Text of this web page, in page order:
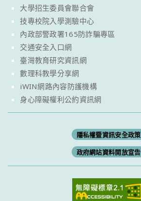
大學招生委員會聯合會
技專校院入學測驗中心
內政部警政署165防詐騙專區
交通安全入口網
臺灣教育研究資訊網
數理科教學分享網
iWIN網路內容防護機構
身心障礙權利公約資訊網
隱私權暨資訊安全政策
政府網站資料開放宣告